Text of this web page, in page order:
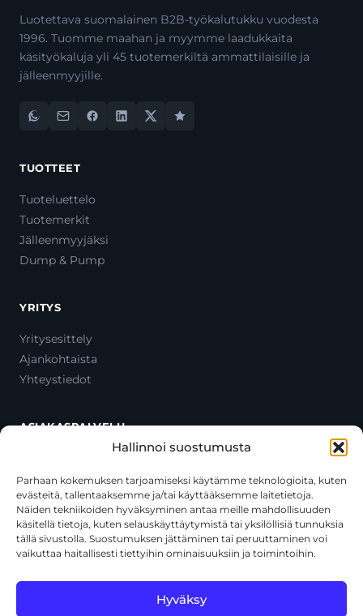
Hallinnoi suostumusta
Parhaan kokemuksen tarjoamiseksi käytämme teknologioita, kuten
evästeitä, tallentaaksemme ja/tai käyttääksemme laitetietoja.
Näiden tekniikoiden hyväksyminen antaa meille mahdollisuuden
käsitellä tietoja, kuten selauskäyttäytymistä tai yksilöllisiä tunnuksia
tällä sivustolla. Suostumuksen jättäminen tai peruuttaminen voi
vaikuttaa haitallisesti tiettyihin ominaisuuksiin ja toimintoihin.
Hyväksy
Luotettava suomalainen B2B-työkalutukku vuodesta
1996. Tuomme maahan ja myymme laadukkaita
käsityökaluja yli 45 tuotemerkiltä ammattilaisille ja
jälleenmyyjille.
TUOTTEET
Tuoteluettelo
Tuotemerkit
Jälleenmyyjäksi
Dump & Pump
YRITYS
Yritysesittely
Ajankohtaista
Yhteystiedot
ASIAKASPALVELU
Oma tili
Maksutavat
Toimitustavat
Usein kysytyt kysymykset
+358 44 270 3795
asiakaspalvelu@toolcat.fi